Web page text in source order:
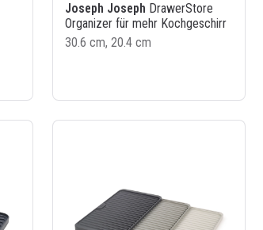
Joseph Joseph DrawerStore
Organizer für mehr Kochgeschirr
30.6 cm, 20.4 cm